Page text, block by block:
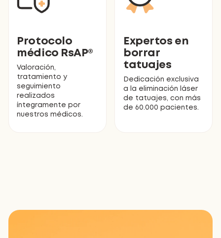
Protocolo
médico RsAP®
Valoración,
tratamiento y
seguimiento
realizados
íntegramente por
nuestros médicos.
Expertos en
borrar
tatuajes
Dedicación exclusiva
a la eliminación láser
de tatuajes, con más
de 60.000 pacientes.